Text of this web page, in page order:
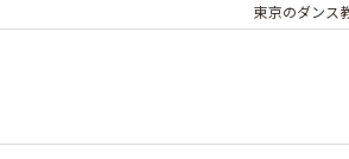
東京のダンス